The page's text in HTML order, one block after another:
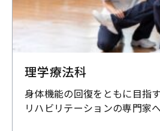
理学療法科
身体機能の回復をともに目指す
リハビリテーションの専門家へ